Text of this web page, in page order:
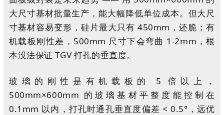
大尺寸基材批量生产，能大幅降低单位成本。但大尺
寸基材容易变形，硅片最大只有 450mm，还脆；有
机载板刚性差，500mm 尺寸下会弯曲 1-2mm，根
本没法保证 TGV 打孔的垂直度。
玻璃的刚性是有机载板的 5 倍以上，
500mm×600mm 的玻璃基材平整度能控制在
0.1mm 以内，打孔时通孔垂直度偏差 < 0.5°，远优